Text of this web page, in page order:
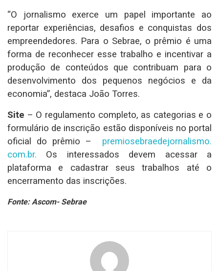
“O jornalismo exerce um papel importante ao
reportar experiências, desafios e conquistas dos
empreendedores. Para o Sebrae, o prêmio é uma
forma de reconhecer esse trabalho e incentivar a
produção de conteúdos que contribuam para o
desenvolvimento dos pequenos negócios e da
economia”, destaca João Torres.
Site – O regulamento completo, as categorias e o
formulário de inscrição estão disponíveis no portal
oficial do prêmio – premiosebraedejornalismo.
com.br. Os interessados devem acessar a
plataforma e cadastrar seus trabalhos até o
encerramento das inscrições.
Fonte: Ascom- Sebrae